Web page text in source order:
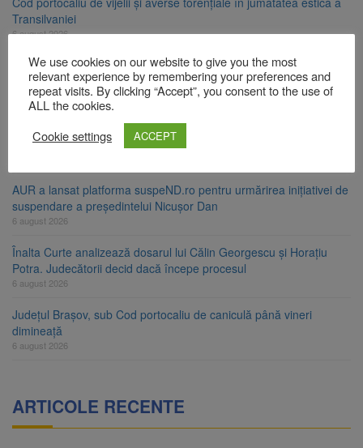
Transilvaniei
6 august 2026
Bărbat din Victoria, reținut după ce și-ar fi agresat soția de două
ori în câteva zile
6 august 2026
Urmele atelajului i-au condus pe polițiști la cioate. Bărbat prins în
pădure la Ormeniș
AUR a lansat platforma suspeND.ro pentru urmărirea inițiativei de
suspendare a președintelui Nicușor Dan
6 august 2026
Înalta Curte analizează dosarul lui Călin Georgescu și Horațiu
Potra. Judecătorii decid dacă începe procesul
6 august 2026
Județul Brașov, sub Cod portocaliu de caniculă până vineri
dimineață
6 august 2026
ARTICOLE RECENTE
We use cookies on our website to give you the most
relevant experience by remembering your preferences and
repeat visits. By clicking “Accept”, you consent to the use of
ALL the cookies.
Cookie settings
ACCEPT